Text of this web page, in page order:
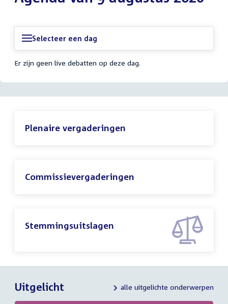
Selecteer een dag
Er zijn geen live debatten op deze dag.
Plenaire vergaderingen
Commissievergaderingen
Stemmingsuitslagen
Uitgelicht alle uitgelichte onderwerpen